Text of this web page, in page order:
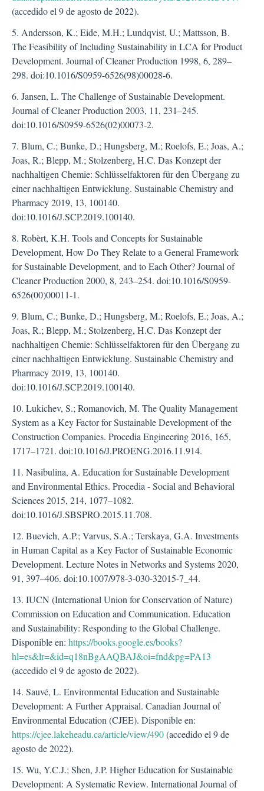
(accedido el 9 de agosto de 2022).
5. Andersson, K.; Eide, M.H.; Lundqvist, U.; Mattsson, B.
The Feasibility of Including Sustainability in LCA for Product
Development. Journal of Cleaner Production 1998, 6, 289–
298. doi:10.1016/S0959-6526(98)00028-6.
6. Jansen, L. The Challenge of Sustainable Development.
Journal of Cleaner Production 2003, 11, 231–245.
doi:10.1016/S0959-6526(02)00073-2.
7. Blum, C.; Bunke, D.; Hungsberg, M.; Roelofs, E.; Joas, A.;
Joas, R.; Blepp, M.; Stolzenberg, H.C. Das Konzept der
nachhaltigen Chemie: Schlüsselfaktoren für den Übergang zu
einer nachhaltigen Entwicklung. Sustainable Chemistry and
Pharmacy 2019, 13, 100140.
doi:10.1016/J.SCP.2019.100140.
8. Robèrt, K.H. Tools and Concepts for Sustainable
Development, How Do They Relate to a General Framework
for Sustainable Development, and to Each Other? Journal of
Cleaner Production 2000, 8, 243–254. doi:10.1016/S0959-
6526(00)00011-1.
9. Blum, C.; Bunke, D.; Hungsberg, M.; Roelofs, E.; Joas, A.;
Joas, R.; Blepp, M.; Stolzenberg, H.C. Das Konzept der
nachhaltigen Chemie: Schlüsselfaktoren für den Übergang zu
einer nachhaltigen Entwicklung. Sustainable Chemistry and
Pharmacy 2019, 13, 100140.
doi:10.1016/J.SCP.2019.100140.
10. Lukichev, S.; Romanovich, M. The Quality Management
System as a Key Factor for Sustainable Development of the
Construction Companies. Procedia Engineering 2016, 165,
1717–1721. doi:10.1016/J.PROENG.2016.11.914.
11. Nasibulina, A. Education for Sustainable Development
and Environmental Ethics. Procedia - Social and Behavioral
Sciences 2015, 214, 1077–1082.
doi:10.1016/J.SBSPRO.2015.11.708.
12. Buevich, A.P.; Varvus, S.A.; Terskaya, G.A. Investments
in Human Capital as a Key Factor of Sustainable Economic
Development. Lecture Notes in Networks and Systems 2020,
91, 397–406. doi:10.1007/978-3-030-32015-7_44.
13. IUCN (International Union for Conservation of Nature)
Commission on Education and Communication. Education
and Sustainability: Responding to the Global Challenge.
Disponible en: https://books.google.es/books?
hl=es&lr=&id=q18nBgAAQBAJ&oi=fnd&pg=PA13
(accedido el 9 de agosto de 2022).
14. Sauvé, L. Environmental Education and Sustainable
Development: A Further Appraisal. Canadian Journal of
Environmental Education (CJEE). Disponible en:
https://cjee.lakeheadu.ca/article/view/490(accedido el 9 de
agosto de 2022).
15. Wu, Y.C.J.; Shen, J.P. Higher Education for Sustainable
Development: A Systematic Review. International Journal of